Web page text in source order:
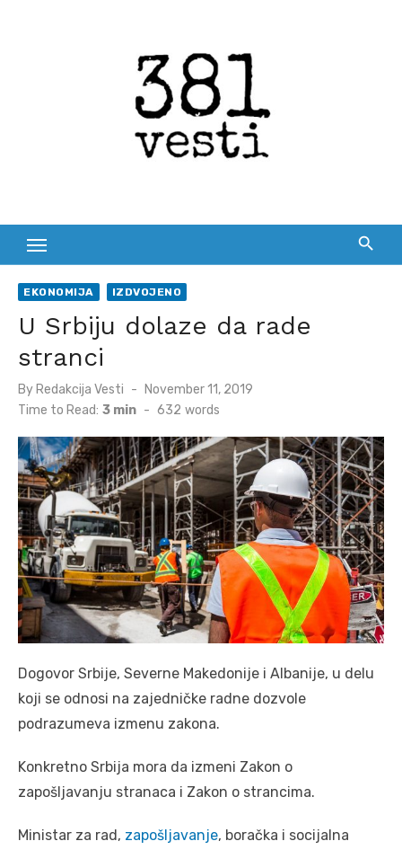
EKONOMIJA IZDVOJENO
U Srbiju dolaze da rade
stranci
By Redakcija Vesti
Posted
November 11, 2019
Time to Read: 3 min - 632 words
Dogovor Srbije, Severne Makedonije i Albanije, u delu
koji se odnosi na zajedničke radne dozvole
podrazumeva izmenu zakona.
Konkretno Srbija mora da izmeni Zakon o
zapošljavanju stranaca i Zakon o strancima.
Ministar za rad, zapošljavanje, boračka i socijalna